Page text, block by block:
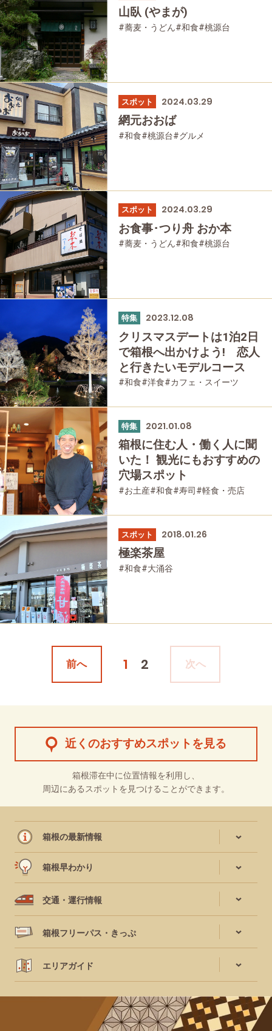
山臥 (やまが)
#蕎麦・うどん#和食#桃源台
スポット 2024.03.29
網元おおば
#和食#桃源台#グルメ
スポット 2024.03.29
お食事･つり舟 おか本
#蕎麦・うどん#和食#桃源台
特集 2023.12.08
クリスマスデートは1泊2日
で箱根へ出かけよう! 恋人
と行きたいモデルコース
#和食#洋食#カフェ・スイーツ
#箱根湯本#贅沢#強羅#仙石原
#箱根フリーパス
#大涌谷
#温泉
#宿泊#乗り物 #公園・自然
#母と娘で
特集 2021.01.08
箱根に住む人・働く人に聞
いた！ 観光にもおすすめの
穴場スポット
#お土産#和食#寿司 #軽食・売店
#家族で#友人グループで#グルメ
#乗り物#公園・自然
スポット 2018.01.26
極楽茶屋
#和食#大涌谷
前へ 1 2 次へ
近くのおすすめスポットを見る
箱根滞在中に位置情報を利用し、
周辺にあるスポットを見つけることができます。
箱根の最新情報
箱根早わかり
交通・運行情報
箱根フリーパス・きっぷ
エリアガイド